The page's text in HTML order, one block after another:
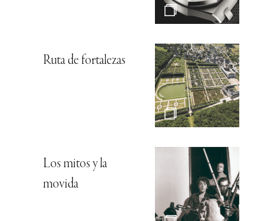
Ruta de fortalezas
Los mitos y la
movida